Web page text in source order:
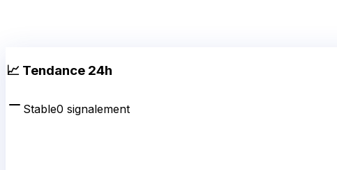
📈 Tendance 24h
Stable0 signalement